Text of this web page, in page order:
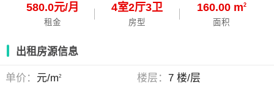
580.0元/月
租金
4室2厅3卫
房型
160.00 m2
面积
出租房源信息
单价： 元/m2 楼层： 7 楼/层